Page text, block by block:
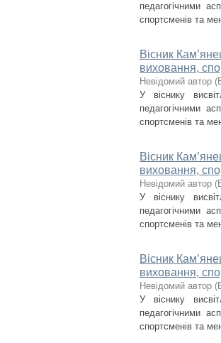
педагогічними
спортсменів та
Вісник
виховання,
Невідомий автор (
У віснику
педагогічними
спортсменів та
Вісник
виховання,
Невідомий автор (
У віснику
педагогічними
спортсменів та
Вісник
виховання,
Невідомий автор (
У віснику
педагогічними
спортсменів та